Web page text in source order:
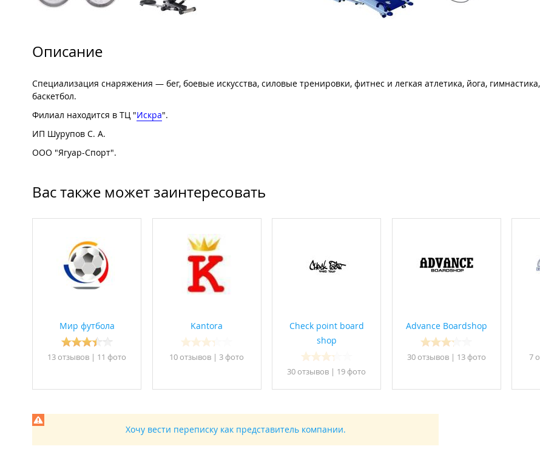
Описание
Специализация снаряжения — бег, боевые искусства, силовые тренировки, фитнес и легкая атлетика, йога,
баскетбол.
Филиал находится в ТЦ "Искра".
ИП Шурупов С. А.
ООО "Ягуар-Спорт".
Вас также может заинтересовать
Мир футбола
13 отзывов | 11 фото
Kantora
10 отзывов | 3 фото
Check point board
shop
30 отзывов | 19 фото
Advance Boardshop
30 отзывов| 13 фото 7
Хочу вести переписку как представитель компании.